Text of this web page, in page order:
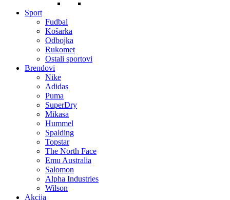
Sport
Fudbal
Košarka
Odbojka
Rukomet
Ostali sportovi
Brendovi
Nike
Adidas
Puma
SuperDry
Mikasa
Hummel
Spalding
Topstar
The North Face
Emu Australia
Salomon
Alpha Industries
Wilson
Akcija